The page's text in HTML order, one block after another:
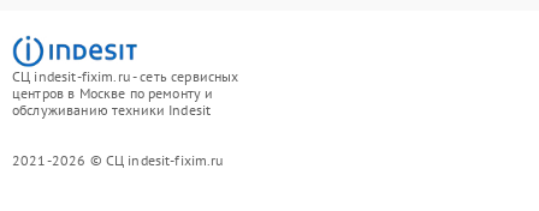
СЦ indesit-fixim.ru - сеть сервисных
центров в Москве по ремонту и
обслуживанию техники Indesit
2021-2026 © СЦ indesit-fixim.ru